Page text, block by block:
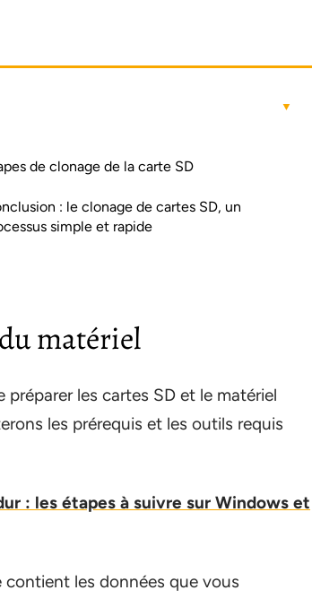
de clonage de la carte SD
: le clonage de cartes SD, un
simple et rapide
matériel
les cartes SD et le matériel
les prérequis et les outils requis
: les étapes à suivre sur Windows et
contient les données que vous